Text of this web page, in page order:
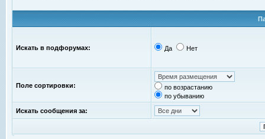
Искать в подфорумах: Да Нет
Поле сортировки:
по возрастанию
по убыванию
Искать сообщения за: